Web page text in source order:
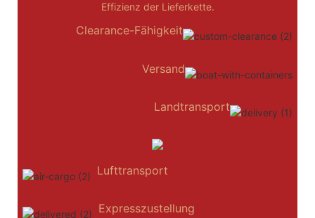
Effizienz der Lieferkette.
Clearance-Fähigkeit
Versand
Landtransport
Lufttransport
Expresszustellung